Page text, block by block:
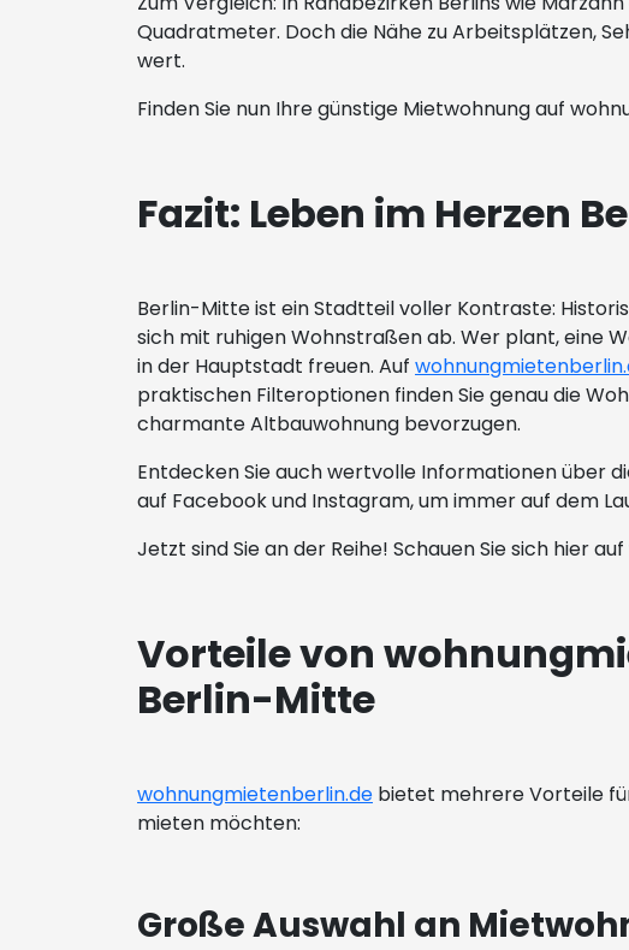
Quadratmeter. Doch die Nähe zu Arbeitsplätzen,
wert.
Finden Sie nun Ihre günstige Mietwohnung auf
Fazit: Leben im Herzen
Berlin-Mitte ist ein Stadtteil voller Kontraste:
sich mit ruhigen Wohnstraßen ab. Wer plant, eine
in der Hauptstadt freuen. Auf
praktischen Filteroptionen finden Sie genau die
charmante Altbauwohnung bevorzugen.
Entdecken Sie auch wertvolle Informationen über
auf Facebook und Instagram, um immer auf dem
Jetzt sind Sie an der Reihe! Schauen Sie sich hier
Vorteile von
Berlin-Mitte
wohnungmietenberlin.de bietet mehrere Vorteile
mieten möchten:
Große Auswahl an